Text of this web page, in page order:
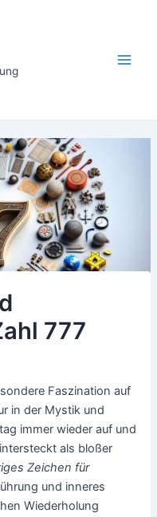
777
Faszination auf
in der Mystik und
immer wieder auf und
als bloßer
Zeichen für
und inneres
Wiederholung